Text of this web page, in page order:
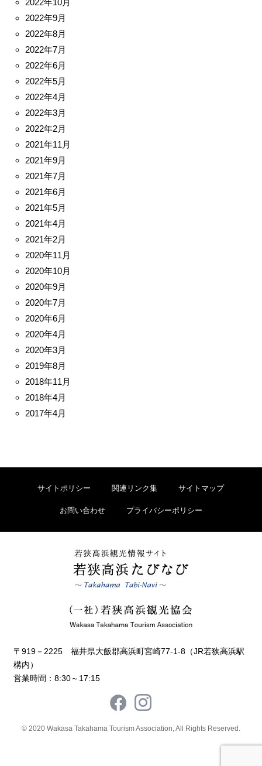
2022年10月
2022年9月
2022年8月
2022年7月
2022年6月
2022年5月
2022年4月
2022年3月
2022年2月
2021年11月
2021年9月
2021年7月
2021年6月
2021年5月
2021年4月
2021年2月
2020年11月
2020年10月
2020年9月
2020年7月
2020年6月
2020年4月
2020年3月
2019年8月
2018年11月
2018年4月
2017年4月
サイトポリシー 関連リンク集 サイトマップ
お問い合わせ プライバシーポリシー
〒919－2225 福井県大飯郡高浜町宮崎77-1-8（JR若狭高浜駅
構内）
営業時間：8:30～17:15
© 2020 Wakasa Takahama Tourism Association, All Rights Reserved.